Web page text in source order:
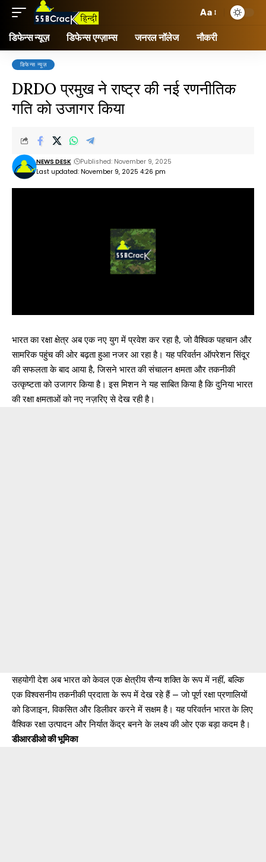
Aa
डिफेन्स न्यूज़ डिफेन्स एग्ज़ाम्स जनरल नॉलेज नौकरी
डिफेन्स न्यूज़
DRDO प्रमुख ने राष्ट्र की नई रणनीतिक
गति को उजागर किया
Last updated: November 9, 2025 4:26 pm
NEWS DESK Published: November 9, 2025
भारत का रक्षा क्षेत्र अब एक नए युग में प्रवेश कर रहा है, जो वैश्विक पहचान और
सामरिक पहुंच की ओर बढ़ता हुआ नजर आ रहा है। यह परिवर्तन ऑपरेशन सिंदूर
की सफलता के बाद आया है, जिसने भारत की संचालन क्षमता और तकनीकी
उत्कृष्टता को उजागर किया है। इस मिशन ने यह साबित किया है कि दुनिया भारत
की रक्षा क्षमताओं को नए नज़रिए से देख रही है।
सहयोगी देश अब भारत को केवल एक क्षेत्रीय सैन्य शक्ति के रूप में नहीं, बल्कि
एक विश्वसनीय तकनीकी प्रदाता के रूप में देख रहे हैं — जो पूर्ण रक्षा प्रणालियों
को डिजाइन, विकसित और डिलीवर करने में सक्षम है। यह परिवर्तन भारत के लिए
वैश्विक रक्षा उत्पादन और निर्यात केंद्र बनने के लक्ष्य की ओर एक बड़ा कदम है।
डीआरडीओ की भूमिका